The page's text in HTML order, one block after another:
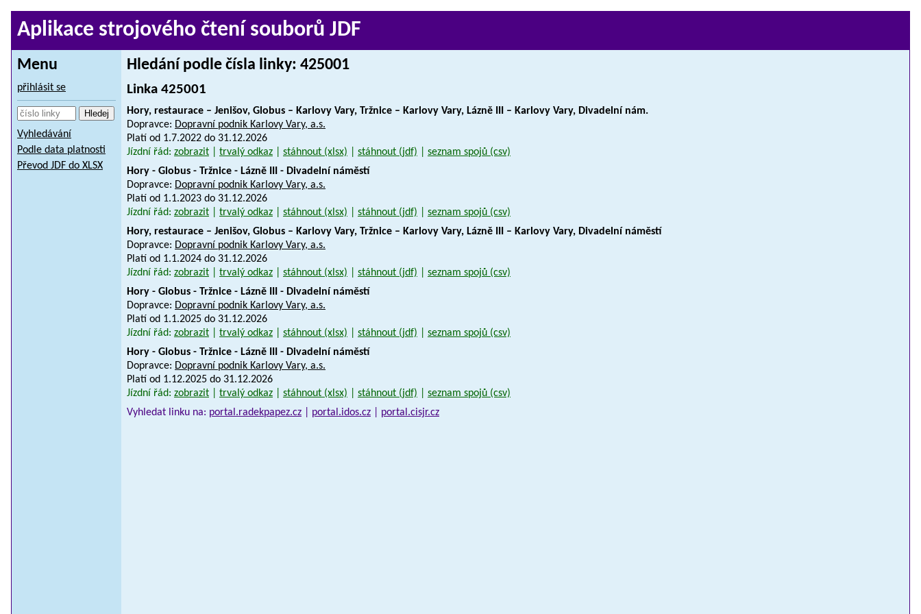
Aplikace strojového čtení souborů JDF
Menu
přihlásit se
Vyhledávání
Podle data platnosti
Převod JDF do XLSX
Hledání podle čísla linky: 425001
Linka 425001
Hory, restaurace – Jenišov, Globus – Karlovy Vary, Tržnice – Karlovy Vary, Lázně III – Karlovy Vary, Divadelní nám.
Dopravce: Dopravní podnik Karlovy Vary, a.s.
Platí od 1.7.2022 do 31.12.2026
Jízdní řád: zobrazit trvalý odkaz stáhnout (xlsx) stáhnout (jdf)
seznam spojů (csv)
Hory - Globus - Tržnice - Lázně III - Divadelní náměstí
Dopravce: Dopravní podnik Karlovy Vary, a.s.
Platí od 1.1.2023 do 31.12.2026
Jízdní řád: zobrazit trvalý odkaz stáhnout (xlsx) stáhnout (jdf)
seznam spojů (csv)
Hory, restaurace – Jenišov, Globus – Karlovy Vary, Tržnice – Karlovy Vary, Lázně III – Karlovy Vary, Divadelní náměstí
Dopravce: Dopravní podnik Karlovy Vary, a.s.
Platí od 1.1.2024 do 31.12.2026
Jízdní řád: zobrazit trvalý odkaz stáhnout (xlsx) stáhnout (jdf)
seznam spojů (csv)
Hory - Globus - Tržnice - Lázně III - Divadelní náměstí
Dopravce: Dopravní podnik Karlovy Vary, a.s.
Platí od 1.1.2025 do 31.12.2026
Jízdní řád: zobrazit trvalý odkaz stáhnout (xlsx) stáhnout (jdf)
seznam spojů (csv)
Hory - Globus - Tržnice - Lázně III - Divadelní náměstí
Dopravce: Dopravní podnik Karlovy Vary, a.s.
Platí od 1.12.2025 do 31.12.2026
Jízdní řád: zobrazit trvalý odkaz stáhnout (xlsx) stáhnout (jdf)
seznam spojů (csv)
Vyhledat linku na: portal.radekpapez.cz portal.idos.cz portal.cisjr.cz